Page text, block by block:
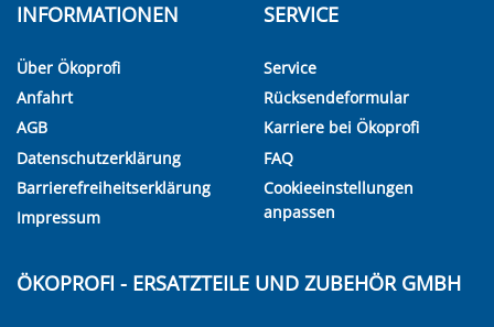
INFORMATIONEN
Über Ökoprofi
Anfahrt
AGB
Datenschutzerklärung
Barrierefreiheitserklärung
Impressum
SERVICE
Service
Rücksendeformular
Karriere bei Ökoprofi
FAQ
Cookieeinstellungen
anpassen
ÖKOPROFI - ERSATZTEILE UND ZUBEHÖR GMBH